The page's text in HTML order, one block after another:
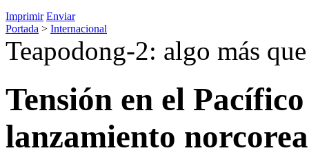
Imprimir Enviar
Portada > Internacional
Teapodong-2: algo más
Tensión en el
lanzamiento